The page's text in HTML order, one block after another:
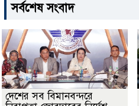
সর্বশেষ সংবাদ
দেশের সব বিমানবন্দরে